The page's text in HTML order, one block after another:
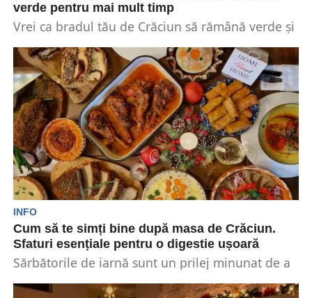
verde pentru mai mult timp
Vrei ca bradul tău de Crăciun să rămână verde și
INFO
Cum să te simți bine după masa de Crăciun.
Sfaturi esențiale pentru o digestie ușoară
Sărbătorile de iarnă sunt un prilej minunat de a